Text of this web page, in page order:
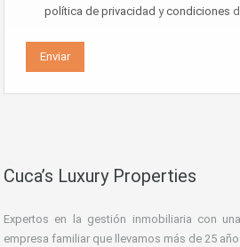
política de privacidad ycondiciones
Cuca’s Luxury Properties
Expertos en la gestión inmobiliaria con
empresa familiar que llevamos más de 25